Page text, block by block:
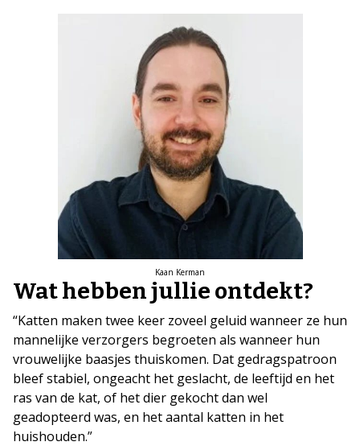
Kaan Kerman
Wat hebben jullie ontdekt?
“Katten maken twee keer zoveel geluid wanneer ze hun
mannelijke verzorgers begroeten als wanneer hun
vrouwelijke baasjes thuiskomen. Dat gedragspatroon
bleef stabiel, ongeacht het geslacht, de leeftijd en het
ras van de kat, of het dier gekocht dan wel
geadopteerd was, en het aantal katten in het
huishouden.”